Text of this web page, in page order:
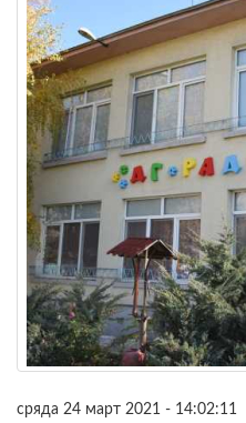
сряда 24 март 2021 - 14:02:11